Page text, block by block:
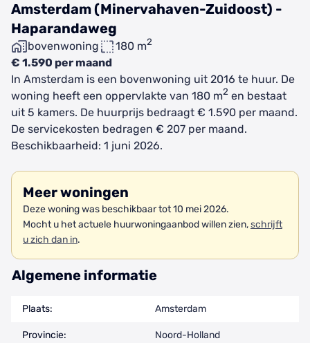
Amsterdam (Minervahaven-Zuidoost) -
Haparandaweg
bovenwoning 180 m2
€ 1.590 per maand
In Amsterdam is een bovenwoning uit 2016 te huur. De
woning heeft een oppervlakte van 180 m2 en bestaat
uit 5 kamers. De huurprijs bedraagt € 1.590 per maand.
De servicekosten bedragen € 207 per maand.
Beschikbaarheid: 1 juni 2026.
Meer woningen
Deze woning was beschikbaar tot 10 mei 2026.
Mocht u het actuele huurwoningaanbod willen zien,schrijft
u zich dan in.
Algemene informatie
Plaats: Amsterdam
Provincie: Noord-Holland